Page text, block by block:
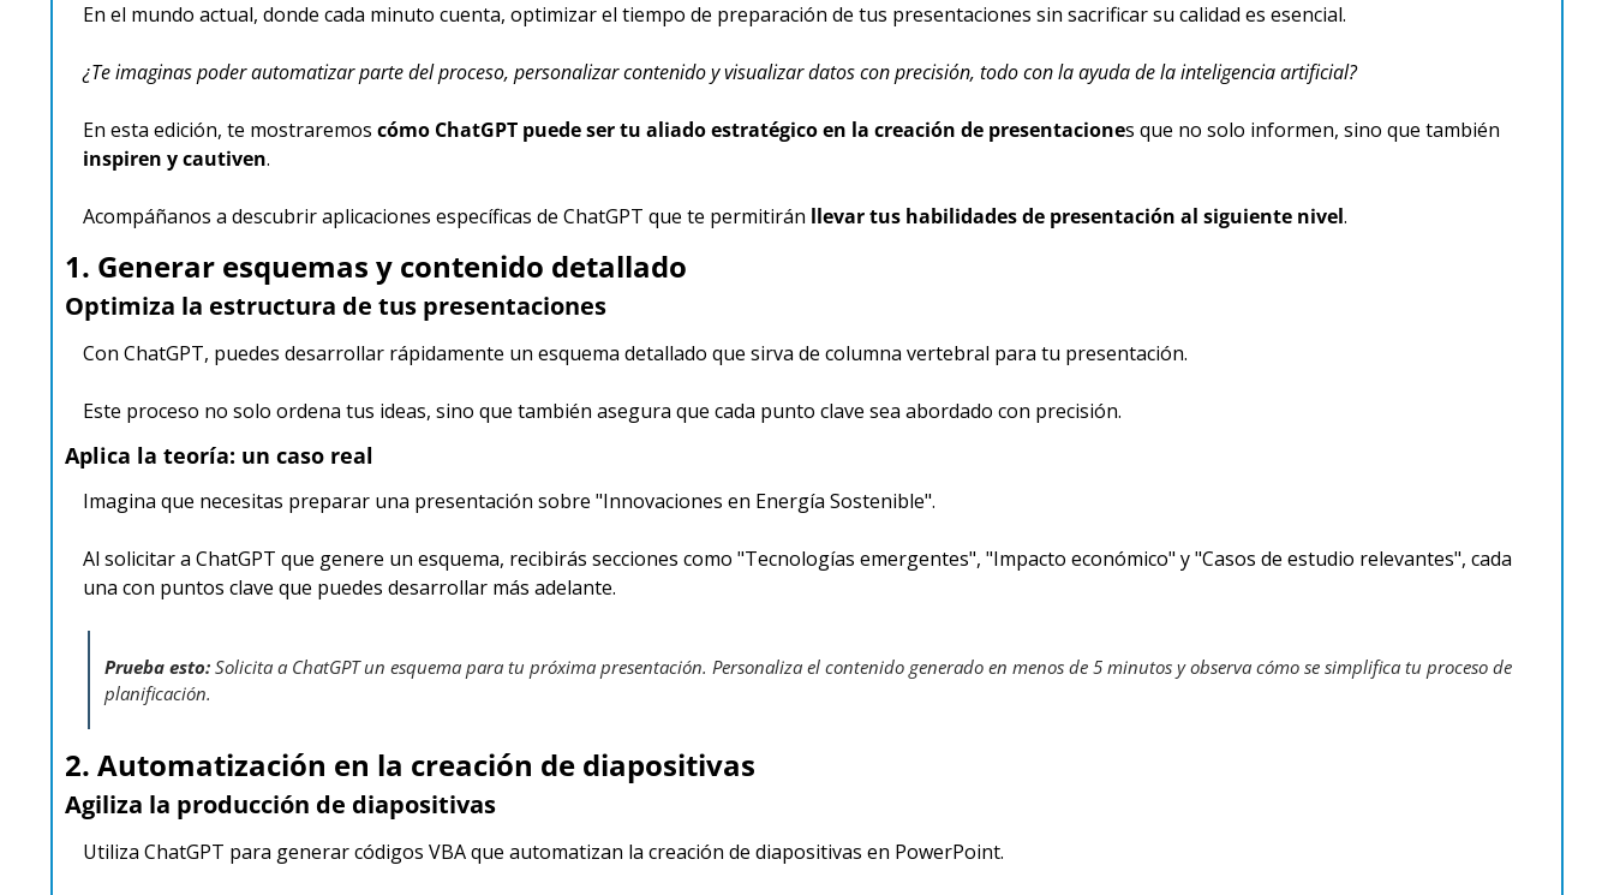
En el mundo actual, donde cada minuto cuenta, optimizar el tiempo de preparación de tus presentaciones sin sacrificar su calidad es esencial.
¿Te imaginas poder automatizar parte del proceso, personalizar contenido y visualizar datos con precisión, todo con la ayuda de la inteligencia artificial?
En esta edición, te mostraremos cómo ChatGPT puede ser tu aliado estratégico en la creación de presentacione
inspiren y cautiven.
Acompáñanos a descubrir aplicaciones específicas de ChatGPT que te permitirán llevar tus habilidades de presentación al siguiente nivel.
1. Generar esquemas y contenido detallado
Optimiza la estructura de tus presentaciones
Con ChatGPT, puedes desarrollar rápidamente un esquema detallado que sirva de columna vertebral para tu presentación.
Este proceso no solo ordena tus ideas, sino que también asegura que cada punto clave sea abordado con precisión.
Aplica la teoría: un caso real
Imagina que necesitas preparar una presentación sobre "Innovaciones en Energía Sostenible".
Al solicitar a ChatGPT que genere un esquema, recibirás secciones como "Tecnologías emergentes", "Impacto económico" y "Casos de estudio relevantes", cada
una con puntos clave que puedes desarrollar más adelante.
Prueba esto: Solicita a ChatGPT un esquema para tu próxima presentación. Personaliza el contenido generado en menos de 5 minutos y observa cómo se simplifica tu proceso de
planificación.
2. Automatización en la creación de diapositivas
Agiliza la producción de diapositivas
Utiliza ChatGPT para generar códigos VBA que automatizan la creación de diapositivas en PowerPoint.